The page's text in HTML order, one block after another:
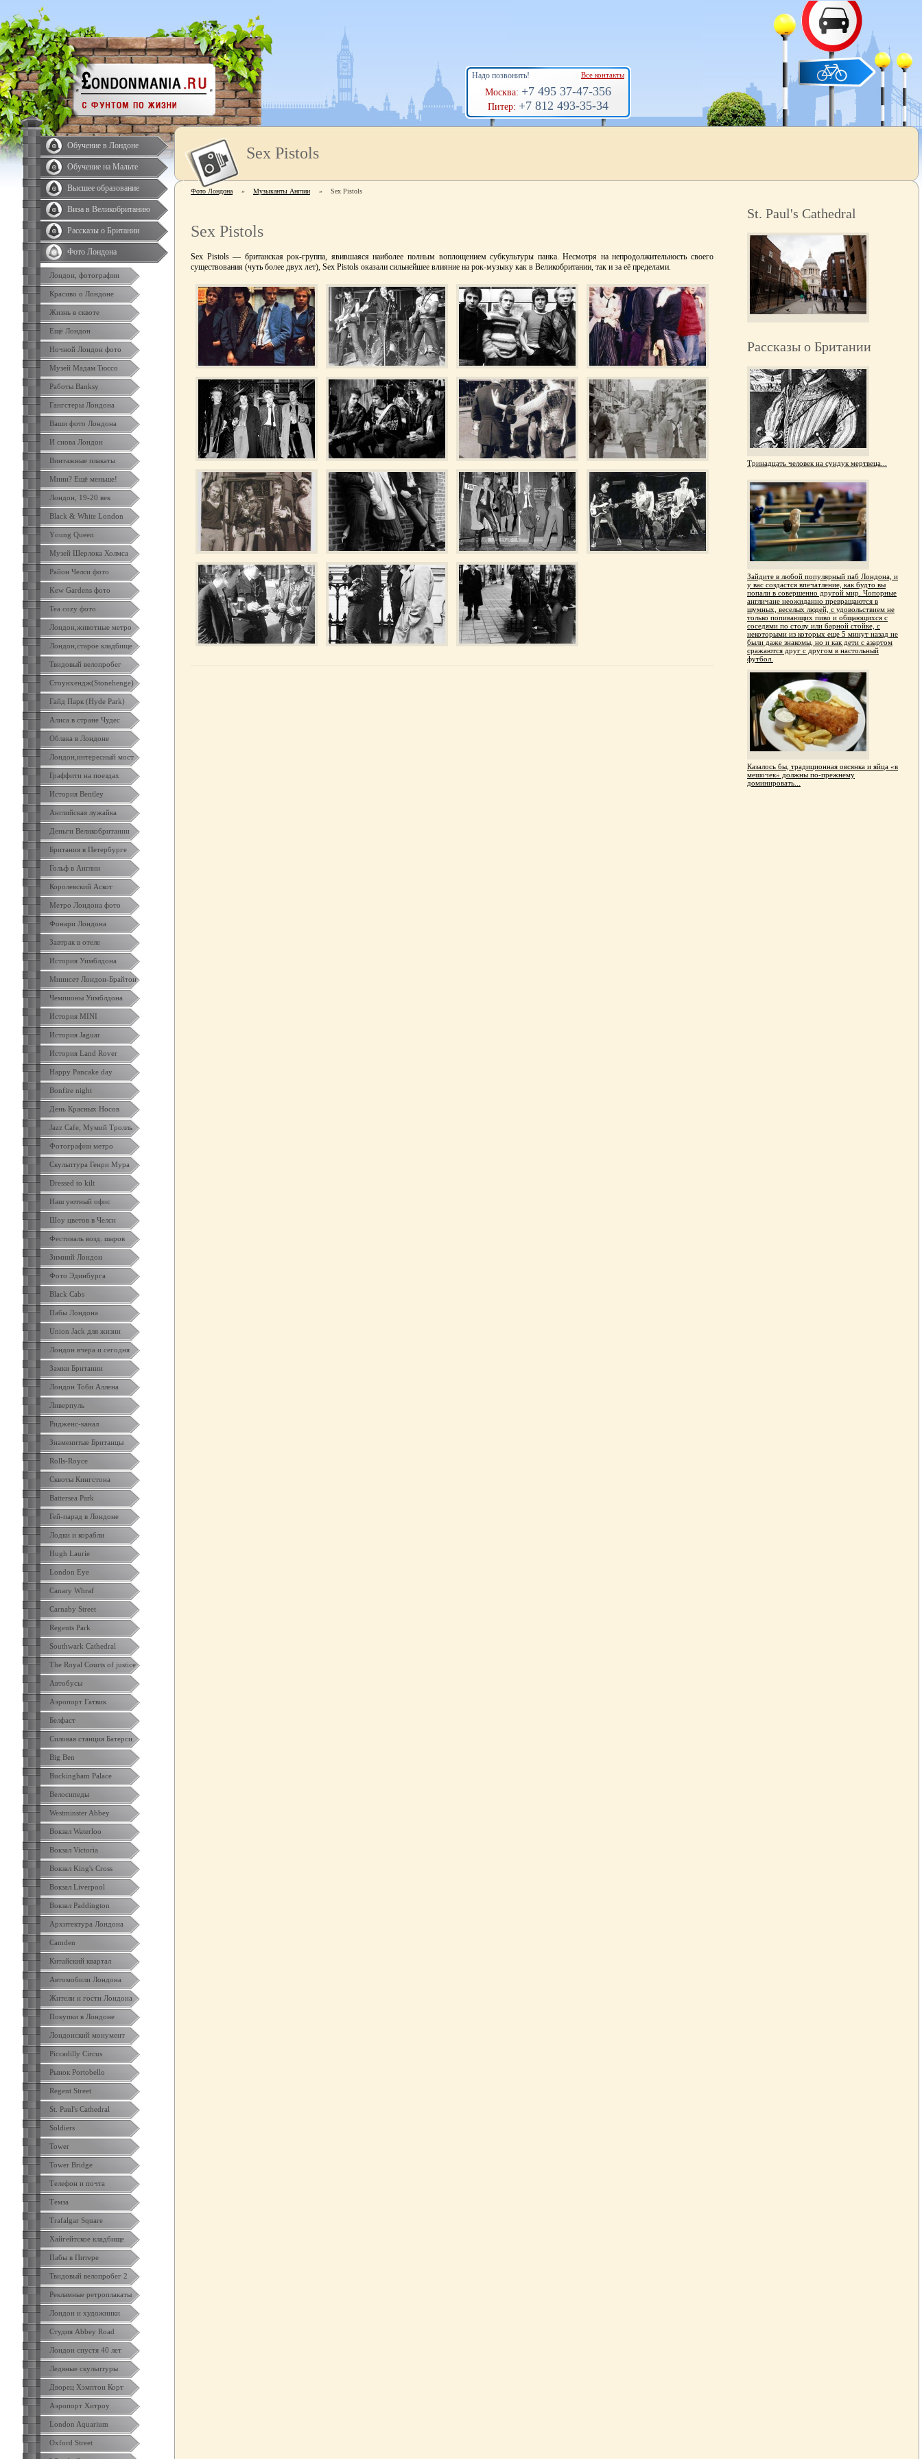
Обучение в Лондоне
Обучение на Мальте
Высшее образование
Виза в Великобританию
Рассказы о Британии
Фото Лондона
Лондон, фотографии
Красиво о Лондоне
Жизнь в сквоте
Ещё Лондон
Ночной Лондон фото
Музей Мадам Тюссо
Работы Banksy
Гангстеры Лондона
Ваши фото Лондона
И снова Лондон
Винтажные плакаты
Мини? Ещё меньше!
Лондон, 19-20 век
Black & White London
Yоung Queen
Музей Шерлока Холмса
Район Челси фото
Kew Gardens фото
Tea cozy фото
Лондон,животные метро
Лондон,старое кладбище
Твидовый велопробег
Стоунхендж(Stonehenge)
Гайд Парк (Hyde Park)
Алиса в стране Чудес
Облака в Лондоне
Лондон,интересный мост
Граффити на поездах
История Bentley
Английская лужайка
Деньги Великобритании
Британия в Петербурге
Гольф в Англии
Королевский Аскот
Метро Лондона фото
Фонари Лондона
Завтрак в отеле
История Уимблдона
Минисет Лондон-Брайтон
Чемпионы Уимблдона
История MINI
История Jaguar
История Land Rover
Happy Pancake day
Bonfire night
День Красных Носов
Jazz Cafe, Мумий Тролль
Фотографии метро
Скульптура Генри Мура
Dressed to kilt
Наш уютный офис
Шоу цветов в Челси
Фестиваль возд. шаров
Зимний Лондон
Фото Эдинбурга
Black Cabs
Пабы Лондона
Union Jack для жизни
Лондон вчера и сегодня
Замки Британии
Лондон Тоби Аллена
Ливерпуль
Ридженс-канал
Знаменитые Британцы
Rolls-Royce
Сквоты Кингстона
Battersea Park
Гей-парад в Лондоне
Лодки и корабли
Hugh Laurie
London Eye
Canary Whraf
Carnaby Street
Regents Park
Southwark Cathedral
The Royal Courts of justice
Автобусы
Аэропорт Гатвик
Белфаст
Силовая станция Батерси
Big Ben
Buckingham Palace
Велосипеды
Westminster Abbey
Вокзал Waterloo
Вокзал Victoria
Вокзал King's Cross
Вокзал Liverpool
Вокзал Paddington
Архитектура Лондона
Camden
Китайский квартал
Автомобили Лондона
Жители и гости Лондона
Покупки в Лондоне
Лондонский монумент
Piccadilly Circus
Рынок Portobello
Regent Street
St. Paul's Cathedral
Soldiers
Tower
Tower Bridge
Телефон и почта
Темза
Trafalgar Square
Хайгейтское кладбище
Пабы в Питере
Твидовый велопробег 2
Рекламные ретроплакаты
Лондон и художники
Студия Abbey Road
Лондон спустя 40 лет
Ледяные скульптуры
Дворец Хэмптон Корт
Аэропорт Хитроу
London Aquarium
Oxford Street
Надо позвонить! Все контакты
Москва: +7 495 37-47-356
Питер: +7 812 493-35-34
Sex Pistols
Фото Лондона » Музыканты Англии » Sex Pistols
Sex Pistols
Sex Pistols — британская рок-группа, явившаяся наиболее полным воплощением субкультуры панка. Несмотря на непродолжительность своего
существования (чуть более двух лет), Sex Pistols оказали сильнейшее влияние на рок-музыку как в Великобритании, так и за её пределами.
St. Paul's Cathedral
Рассказы о Британии
Тринадцать человек на сундук мертвеца...
Зайдите в любой популярный паб Лондона, и
у вас создастся впечатление, как будто вы
попали в совершенно другой мир. Чопорные
англичане неожиданно превращаются в
шумных, веселых людей, с удовольствием не
только попивающих пиво и общающихся с
соседями по столу или барной стойке, с
некоторыми из которых еще 5 минут назад не
были даже знакомы, но и как дети с азартом
сражаются друг с другом в настольный
футбол.
Казалось бы, традиционная овсянка и яйца «в
мешочек» должны по-прежнему
доминировать...